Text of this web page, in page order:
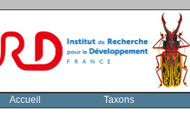
Accueil Taxons